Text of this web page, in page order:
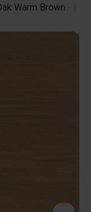
Warm Brown -